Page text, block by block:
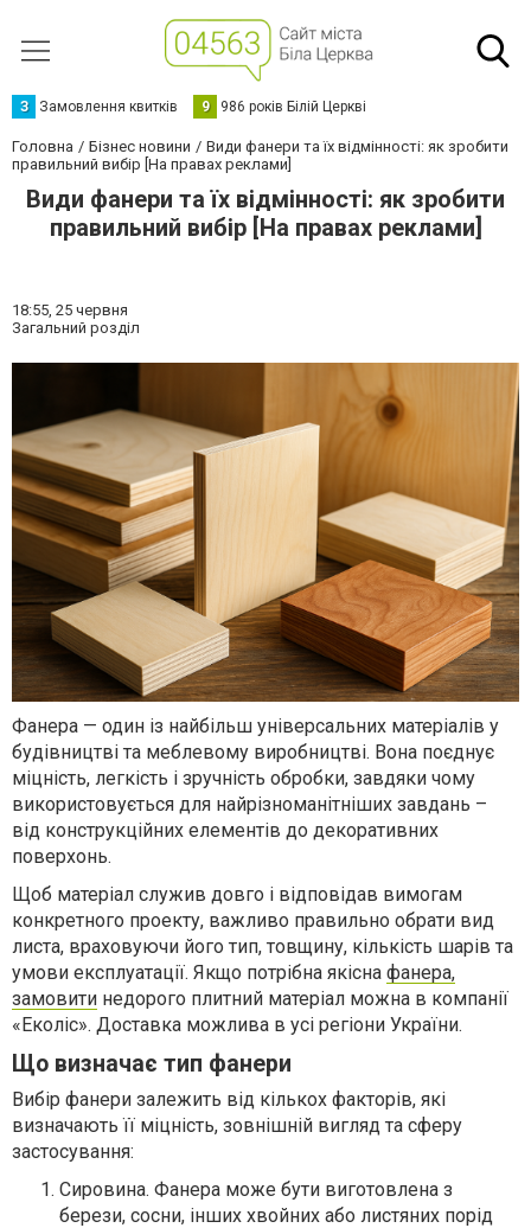
З Замовлення квитків 9 986 років Білій Церкві
Головна Бізнес новини
Види фанери та їх відмінності: як зробити
правильний вибір [На правах реклами]
Види фанери та їх відмінності: як зробити
правильний вибір [На правах реклами]
18:55, 25 червня
Загальний розділ
Фанера — один із найбільш універсальних матеріалів у
будівництві та меблевому виробництві. Вона поєднує
міцність, легкість і зручність обробки, завдяки чому
використовується для найрізноманітніших завдань –
від конструкційних елементів до декоративних
поверхонь.
Щоб матеріал служив довго і відповідав вимогам
конкретного проекту, важливо правильно обрати вид
листа, враховуючи його тип, товщину, кількість шарів та
умови експлуатації. Якщо потрібна якісна фанера,
замовити недорого плитний матеріал можна в компанії
«Еколіс». Доставка можлива в усі регіони України.
Що визначає тип фанери
Вибір фанери залежить від кількох факторів, які
визначають її міцність, зовнішній вигляд та сферу
застосування:
Сировина. Фанера може бути виготовлена з
берези, сосни, інших хвойних або листяних порід